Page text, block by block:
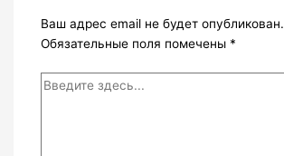
Ваш адрес email не будет опубликован.
Обязательные поля помечены *
Введите